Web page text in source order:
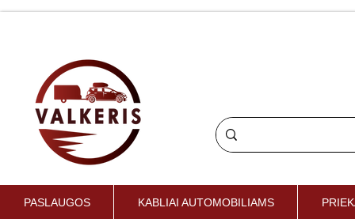
PASLAUGOS KABLIAI AUTOMOBILIAMS